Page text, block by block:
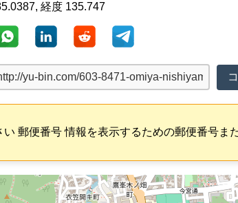
経度 135.747
い 郵便番号 情報を表示するための郵便番号ま